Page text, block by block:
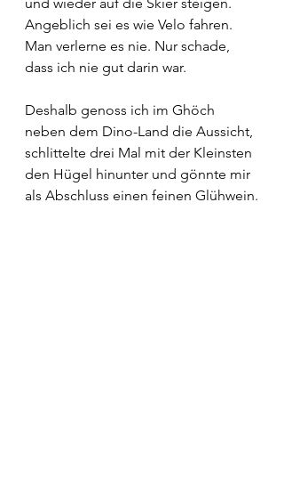
Angeblich sei es wie Velo fahren.
Man verlerne es nie. Nur schade,
dass ich nie gut darin war.
Deshalb genoss ich im Ghöch
neben dem Dino-Land die Aussicht,
schlittelte drei Mal mit der Kleinsten
den Hügel hinunter und gönnte mir
als Abschluss einen feinen Glühwein.